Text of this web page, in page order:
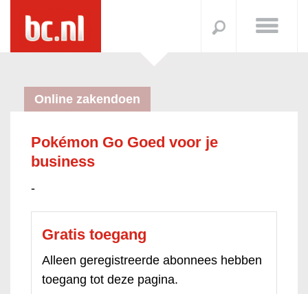
Online zakendoen
Pokémon Go Goed voor je
business
-
Gratis toegang
Alleen geregistreerde abonnees hebben
toegang tot deze pagina.